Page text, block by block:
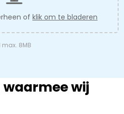
of klik om te bladeren
8MB
waarmee wij